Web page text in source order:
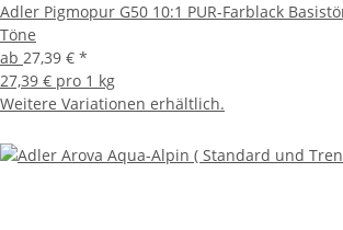
Adler Pigmopur G50 10:1 PUR-Farblack
Töne
ab 27,39 € *
27,39 € pro 1 kg
Weitere Variationen erhältlich.